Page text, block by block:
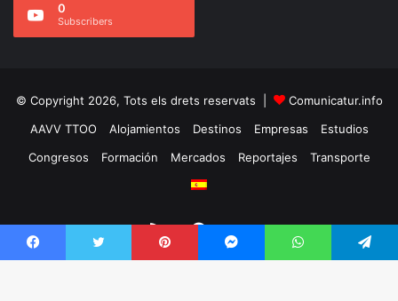
0
Subscribers
© Copyright 2026, Tots els drets reservats |
Comunicatur.info
AAVV TTOO
Alojamientos Destinos Empresas
Estudios
Congresos
Formación Mercados Reportajes Transporte
RSS Facebook
Twitter
Facebook Twitter Pinterest Messenger WhatsApp Telegram